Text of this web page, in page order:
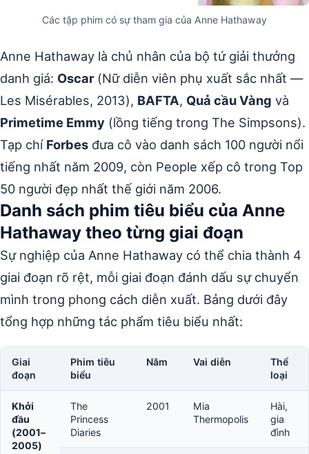
Các tập phim có sự tham gia của Anne Hathaway
Anne Hathaway là chủ nhân của bộ tứ giải thưởng
danh giá: Oscar(Nữ diễn viên phụ xuất sắc nhất —
Les Misérables, 2013), BAFTA, Quả cầu Vàng và
Primetime Emmy (lồng tiếng trong The Simpsons).
Tạp chí Forbes đưa cô vào danh sách 100 người nổi
tiếng nhất năm 2009, còn People xếp cô trong Top
50 người đẹp nhất thế giới năm 2006.
Danh sách phim tiêu biểu của Anne
Hathaway theo từng giai đoạn
Sự nghiệp của Anne Hathaway có thể chia thành 4
giai đoạn rõ rệt, mỗi giai đoạn đánh dấu sự chuyển
mình trong phong cách diễn xuất. Bảng dưới đây
tổng hợp những tác phẩm tiêu biểu nhất:
Giai
đoạn
Phim tiêu
biểu
Năm Vai diễn
Thể
loại
Khởi
đầu
(2001–
2005)
The
Princess
Diaries
2001
Mia
Thermopolis
Hài,
gia
đình